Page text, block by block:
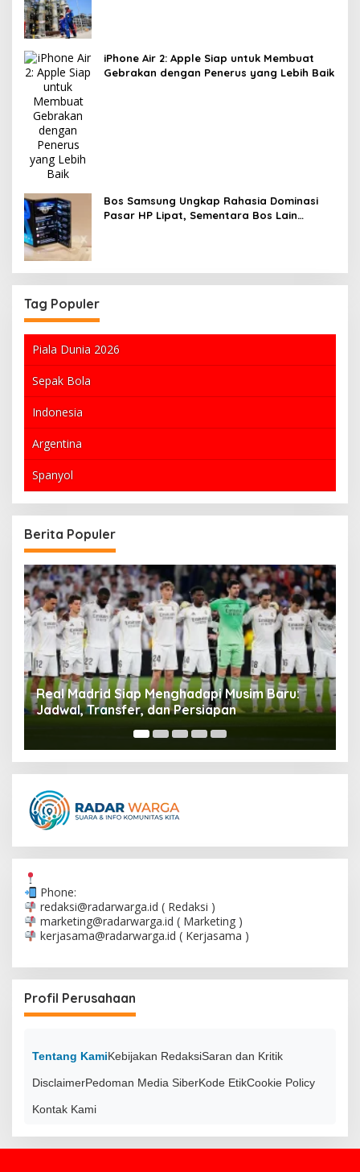
iPhone Air 2: Apple Siap untuk Membuat
Gebrakan dengan Penerus yang Lebih Baik
Bos Samsung Ungkap Rahasia Dominasi
Pasar HP Lipat, Sementara Bos Lain
Tag Populer
Piala Dunia 2026
Sepak Bola
Indonesia
Argentina
Spanyol
Berita Populer
Real Madrid Siap Menghadapi Musim Baru:
Jadwal, Transfer, dan Persiapan
Phone:
redaksi@radarwarga.id ( Redaksi )
marketing@radarwarga.id ( Marketing )
kerjasama@radarwarga.id ( Kerjasama )
Profil Perusahaan
Tentang KamiKebijakan RedaksiSaran dan Kritik
DisclaimerPedoman Media SiberKode EtikCookie Policy
Kontak Kami